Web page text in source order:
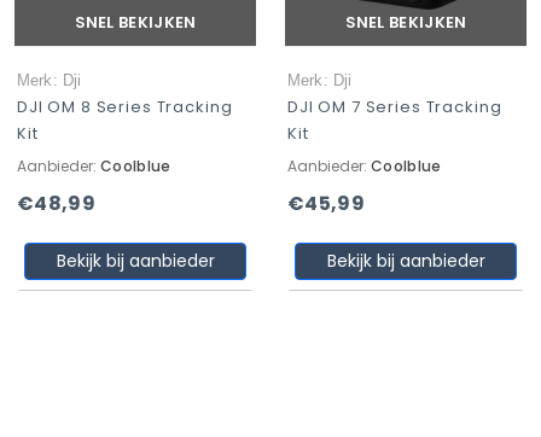
SNEL BEKIJKEN
Merk: Dji
DJI OM 8 Series Tracking
Kit
Aanbieder: Coolblue
€48,99
Bekijk bij aanbieder
SNEL BEKIJKEN
Merk: Dji
DJI OM 7 Series Tracking
Kit
Aanbieder: Coolblue
€45,99
Bekijk bij aanbieder